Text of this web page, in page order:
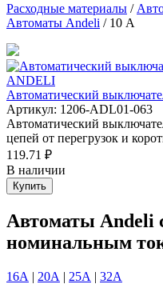
Расходные материалы /
Автоматы Andeli / 10 А
Автоматический
Артикул: 1206-ADL01-063
Автоматический
цепей от перегрузок и
119.71 ₽
В наличии
Купить
Автоматы Andeli
номинальным
16А | 20А | 25А | 32А